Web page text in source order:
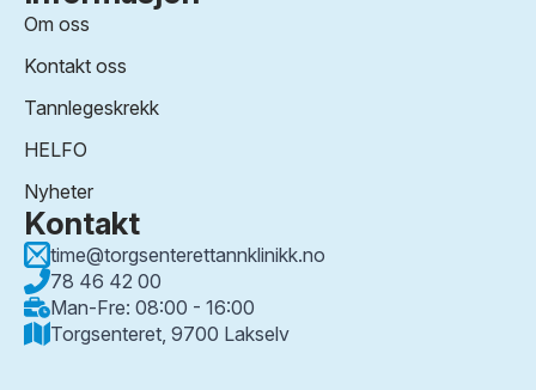
Om oss
Kontakt oss
Tannlegeskrekk
HELFO
Nyheter
Kontakt
time@torgsenterettannklinikk.no
78 46 42 00
Man-Fre: 08:00 - 16:00
Torgsenteret, 9700 Lakselv